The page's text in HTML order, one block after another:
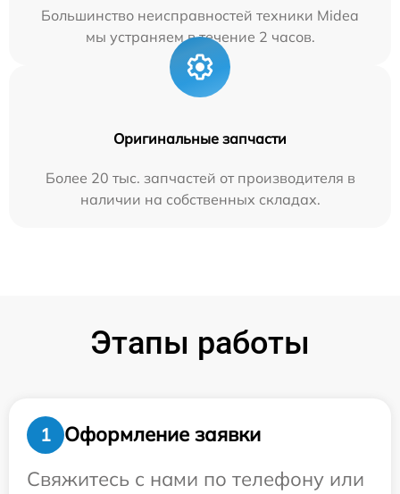
Большинство неисправностей техники Midea
мы устраняем в течение 2 часов.
Оригинальные запчасти
Более 20 тыс. запчастей от производителя в
наличии на собственных складах.
Этапы работы
1
Оформление заявки
Свяжитесь с нами по телефону или